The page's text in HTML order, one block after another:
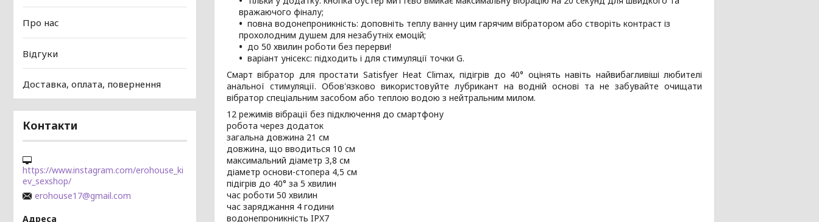
вражаючого фіналу;
повна водонепроникність: доповніть теплу ванну цим гарячим вібратором або створіть контраст із
прохолодним душем для незабутніх емоцій;
до 50 хвилин роботи без перерви!
варіант унісекс: підходить і для стимуляції точки G.
Смарт вібратор для простати Satisfyer Heat Climax, підігрів до 40° оцінять навіть найвибагливіші любителі
анальної стимуляції. Обов'язково використовуйте лубрикант на водній основі та не забувайте очищати
вібратор спеціальним засобом або теплою водою з нейтральним милом.
12 режимів вібрації без підключення до смартфону
робота через додаток
загальна довжина 21 см
довжина, що вводиться 10 см
максимальний діаметр 3,8 см
діаметр основи-стопера 4,5 см
підігрів до 40° за 5 хвилин
час роботи 50 хвилин
час заряджання 4 години
водонепроникність IPX7
Про нас
Відгуки
Доставка, оплата, повернення
Контакти
https://www.instagram.com/erohouse_ki
ev_sexshop/
erohouse17@gmail.com